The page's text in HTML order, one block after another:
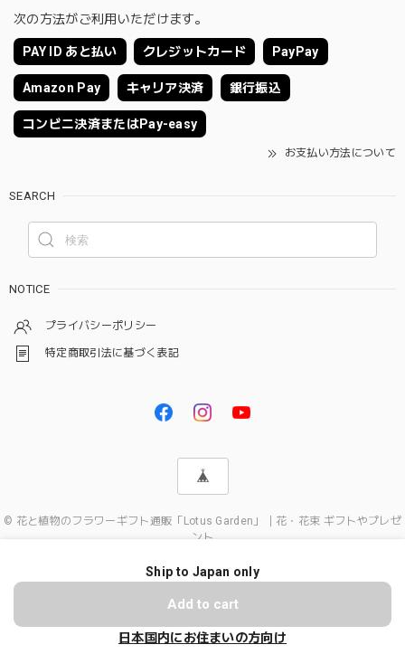
次の方法がご利用いただけます。
PAY ID あと払い クレジットカード PayPay
Amazon Pay キャリア決済 銀行振込
コンビニ決済またはPay-easy
お支払い方法について
SEARCH
NOTICE
プライバシーポリシー
特定商取引法に基づく表記
© 花と植物のフラワーギフト通販「Lotus Garden」｜花・花束 ギフトやプレゼ
ント
Ship to Japan only
Add to cart
日本国内にお住まいの方向け
ショップに質問する